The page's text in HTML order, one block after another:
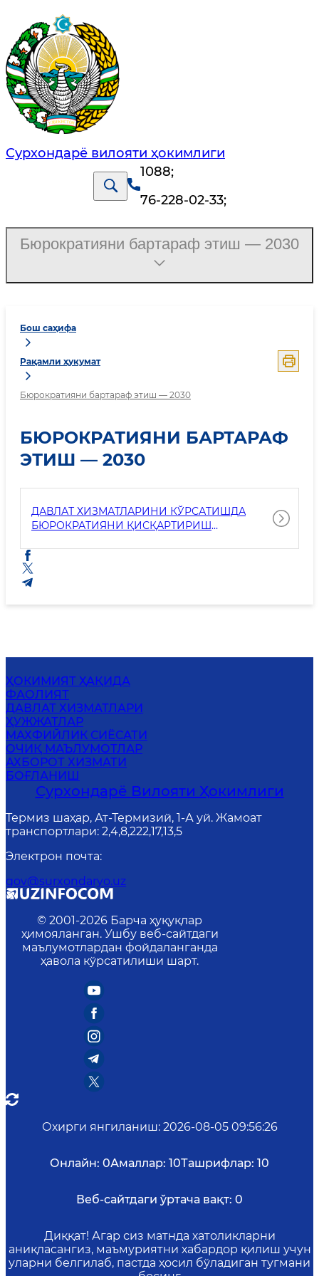
Сурхондарё вилояти ҳокимлиги
1088;
76-228-02-33;
Бош саҳифа
Рақамли ҳукумат
Бюрократияни бартараф этиш — 2030
БЮРОКРАТИЯНИ БАРТАРАФ
ЭТИШ — 2030
ДАВЛАТ ХИЗМАТЛАРИНИ КЎРСАТИШДА
БЮРОКРАТИЯНИ ҚИСҚАРТИРИШ
Бюрократияни бартараф этиш — 2030
ҲОКИМИЯТ ҲАҚИДА
ФАОЛИЯТ
ДАВЛАТ ХИЗМАТЛАРИ
ҲУЖЖАТЛАР
MАХФИЙЛИК СИЁСАТИ
ОЧИҚ МАЪЛУМОТЛАР
АХБОРОТ ХИЗМАТИ
БОҒЛАНИШ
Сурхондарё Вилояти Ҳокимлиги
Термиз шаҳар, Ат-Термизий, 1-А уй. Жамоат
транспортлари: 2,4,8,222,17,13,5
Электрон почта:
gov@surxondaryo.uz
© 2001-2026 Барча ҳуқуқлар
ҳимояланган. Ушбу веб-сайтдаги
маълумотлардан фойдаланганда
ҳавола кўрсатилиши шарт.
Охирги янгиланиш: 2026-08-05 09:56:26
Онлайн: 0Амаллар: 10Ташрифлар: 10
Веб-сайтдаги ўртача вақт: 0
Диққат! Агар сиз матнда хатоликларни
аниқласангиз, маъмуриятни хабардор қилиш учун
уларни белгилаб, пастда ҳосил бўладиган тугмани